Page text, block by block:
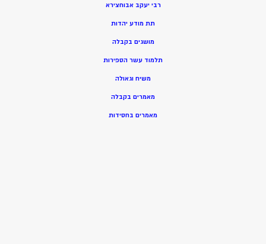
רבי יעקב אבוחצירא
תת מודע יהדות
מושגים בקבלה
תלמוד עשר הספירות
משיח וגאולה
מאמרים בקבלה
מאמרים בחסידות